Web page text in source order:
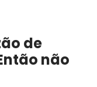
de
não